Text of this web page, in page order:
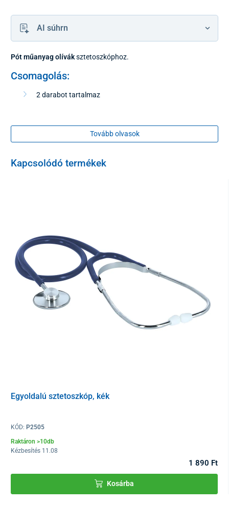
AI súhrn
Pót műanyag olíváksztetoszkóphoz.
Csomagolás:
2 darabot tartalmaz
Tovább olvasok
Kapcsolódó termékek
Egyoldalú sztetoszkóp, kék
KÓD: P2505
Raktáron >10db
Kézbesítés 11.08
1 890 Ft
Kosárba